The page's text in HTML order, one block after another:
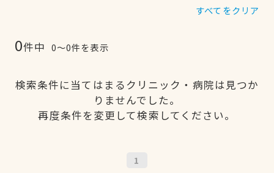
すべてをクリア
0件中 0〜0件を表示
検索条件に当てはまるクリニック・病院は見つか
りませんでした。
再度条件を変更して検索してください。
1